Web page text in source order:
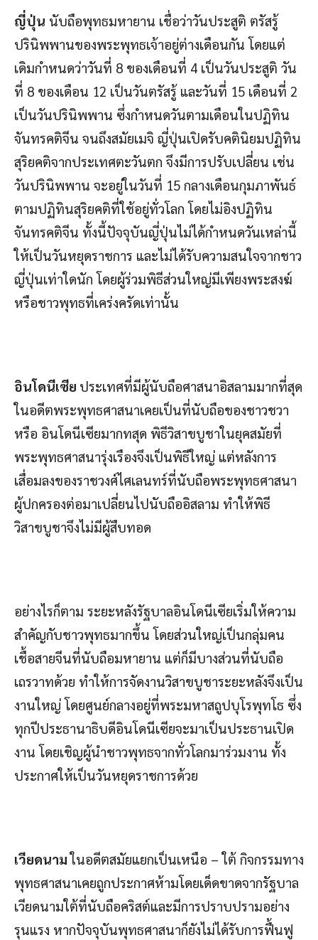
ญี่ปุ่น นับถือพุทธมหายาน เชื่อว่าวันประสูติ ตรัสรู้
ปรินิพพานของพระพุทธเจ้าอยู่ต่างเดือนกัน โดยแต่
เดิมกำหนดว่าวันที่ 8 ของเดือนที่ 4 เป็นวันประสูติ วัน
ที่ 8 ของเดือน 12 เป็นวันตรัสรู้ และวันที่ 15 เดือนที่ 2
เป็นวันปรินิพพาน ซึ่งกำหนดวันตามเดือนในปฏิทิน
จันทรคติจีน จนถึงสมัยเมจิ ญี่ปุ่นเปิดรับคตินิยมปฏิทิน
สุริยคติจากประเทศตะวันตก จึงมีการปรับเปลี่ยน เช่น
วันปรินิพพาน จะอยู่ในวันที่ 15 กลางเดือนกุมภาพันธ์
ตามปฏิทินสุริยคติที่ใช้อยู่ทั่วโลก โดยไม่อิงปฏิทิน
จันทรคติจีน ทั้งนี้ปัจจุบันญี่ปุ่นไม่ได้กำหนดวันเหล่านี้
ให้เป็นวันหยุดราชการ และไม่ได้รับความสนใจจากชาว
ญี่ปุ่นเท่าใดนัก โดยผู้ร่วมพิธีส่วนใหญ่มีเพียงพระสงฆ์
หรือชาวพุทธที่เคร่งครัดเท่านั้น
อินโดนีเซีย ประเทศที่มีผู้นับถือศาสนาอิสลามมากที่สุด
ในอดีตพระพุทธศาสนาเคยเป็นที่นับถือของชาวชวา
หรือ อินโดนีเซียมากทสุด พิธีวิสาขบูชาในยุคสมัยที่
พระพุทธศาสนารุ่งเรืองจึงเป็นพิธีใหญ่ แต่หลังการ
เสื่อมลงของราชวงศ์ไศเลนทร์ที่นับถือพระพุทธศาสนา
ผู้ปกครองต่อมาเปลี่ยนไปนับถืออิสลาม ทำให้พิธี
วิสาขบูชาจึงไม่มีผู้สืบทอด
อย่างไรก็ตาม ระยะหลังรัฐบาลอินโดนีเซียเริ่มให้ความ
สำคัญกับชาวพุทธมากขึ้น โดยส่วนใหญ่เป็นกลุ่มคน
เชื้อสายจีนที่นับถือมหายาน แต่ก็มีบางส่วนที่นับถือ
เถรวาทด้วย ทำให้การจัดงานวิสาขบูชาระยะหลังจึงเป็น
งานใหญ่ โดยศูนย์กลางอยู่ที่พระมหาสถูปบุโรพุทโธ ซึ่ง
ทุกปีประธานาธิบดีอินโดนีเซียจะมาเป็นประธานเปิด
งาน โดยเชิญผู้นำชาวพุทธจากทั่วโลกมาร่วมงาน ทั้ง
ประกาศให้เป็นวันหยุดราชการด้วย
เวียดนามในอดีตสมัยแยกเป็นเหนือ – ใต้ กิจกรรมทาง
พุทธศาสนาเคยถูกประกาศห้ามโดยเด็ดขาดจากรัฐบาล
เวียดนามใต้ที่นับถือคริสต์และมีการปราบปรามอย่าง
รุนแรง หากปัจจุบันพุทธศาสนาก็ยังไม่ได้รับการฟื้นฟู